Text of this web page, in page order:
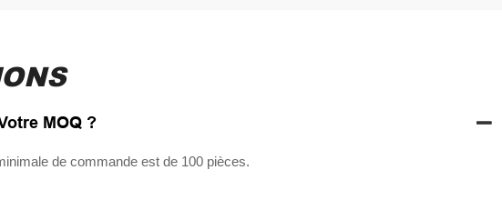
MOQ ?
de commande est de 100 pièces.